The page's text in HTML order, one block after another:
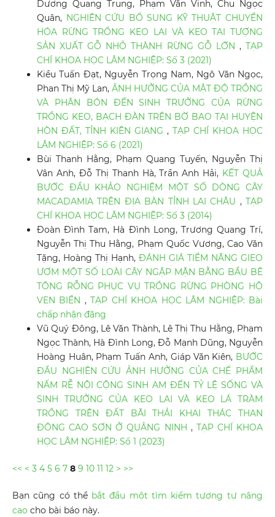
Dương Quang Trung, Phạm Văn Vinh, Chu Ngọc
Quân, NGHIÊN CỨU BỔ SUNG KỸ THUẬT CHUYỂN
HÓA RỪNG TRỒNG KEO LAI VÀ KEO TAI TƯỢNG
SẢN XUẤT GỖ NHỎ THÀNH RỪNG GỖ LỚN ,TẠP
CHÍ KHOA HỌC LÂM NGHIỆP: Số 3 (2021)
Kiều Tuấn Đạt, Nguyễn Trọng Nam, Ngô Văn Ngọc,
Phan Thị Mỹ Lan, ẢNH HƯỞNG CỦA MẬT ĐỘ TRỒNG
VÀ PHÂN BÓN ĐẾN SINH TRƯỞNG CỦA RỪNG
TRỒNG KEO, BẠCH ĐÀN TRÊN BỜ BAO TẠI HUYỆN
HÒN ĐẤT, TỈNH KIÊN GIANG,TẠP CHÍ KHOA HỌC
LÂM NGHIỆP: Số 6 (2021)
Bùi Thanh Hằng, Phạm Quang Tuyến, Nguyễn Thị
Vân Anh, Đỗ Thị Thanh Hà, Trần Anh Hải, KẾT QUẢ
BƯỚC ĐẦU KHẢO NGHIỆM MỘT SỐ DÒNG CÂY
MACADAMIA TRÊN ĐỊA BÀN TỈNH LAI CHÂU ,TẠP
CHÍ KHOA HỌC LÂM NGHIỆP: Số 3 (2014)
Đoàn Đình Tam, Hà Đình Long, Trương Quang Trí,
Nguyễn Thị Thu Hằng, Phạm Quốc Vương, Cao Văn
Tặng, Hoàng Thị Hạnh, ĐÁNH GIÁ TIỀM NĂNG GIEO
ƯƠM MỘT SỐ LOÀI CÂY NGẬP MẶN BẰNG BẦU BÊ
TÔNG RỖNG PHỤC VỤ TRỒNG RỪNG PHÒNG HỘ
VEN BIỂN ,TẠP CHÍ KHOA HỌC LÂM NGHIỆP: Bài
chấp nhận đăng
Vũ Quý Đông, Lê Văn Thành, Lê Thị Thu Hằng, Phạm
Ngọc Thành, Hà Đình Long, Đỗ Mạnh Dũng, Nguyễn
Hoàng Huân, Phạm Tuấn Anh, Giáp Văn Kiên, BƯỚC
ĐẦU NGHIÊN CỨU ẢNH HƯỞNG CỦA CHẾ PHẨM
NẤM RỄ NỘI CỘNG SINH AM ĐẾN TỶ LỆ SỐNG VÀ
SINH TRƯỞNG CỦA KEO LAI VÀ KEO LÁ TRÀM
TRỒNG TRÊN ĐẤT BÃI THẢI KHAI THÁC THAN
ĐÔNG CAO SƠN Ở QUẢNG NINH , TẠP CHÍ KHOA
HỌC LÂM NGHIỆP: Số 1 (2023)
<< < 3 4 5 6 7 8 9 10 11 12 > >>
Bạn cũng có thể bắt đầu một tìm kiếm tương tự nâng
cao cho bài báo này.